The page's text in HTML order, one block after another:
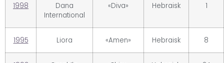
1998
Dana
International
«Diva» Hebraisk 1
1995 Liora «Amen» Hebraisk 8